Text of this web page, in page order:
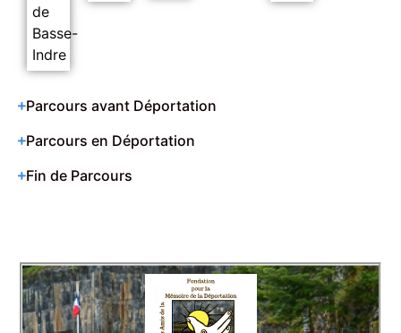
de
Basse-
Indre
Parcours avant Déportation
Parcours en Déportation
Fin de Parcours